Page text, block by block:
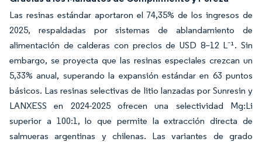
Las resinas estándar aportaron el 74,35% de los ingresos de
2025, respaldadas por sistemas de ablandamiento de
alimentación de calderas con precios de USD 8–12 L⁻¹. Sin
embargo, se proyecta que las resinas especiales crezcan un
5,33% anual, superando la expansión estándar en 63 puntos
básicos. Las resinas selectivas de litio lanzadas por Sunresin y
LANXESS en 2024-2025 ofrecen una selectividad Mg:Li
superior a 100:1, lo que permite la extracción directa de
salmueras argentinas y chilenas. Las variantes de grado